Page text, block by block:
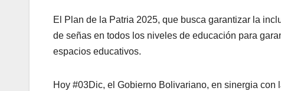
El Plan de la Patria 2025, que busca garantizar la
de señas en todos los niveles de educación para
espacios educativos.
Hoy #03Dic, el Gobierno Bolivariano, en sinergia